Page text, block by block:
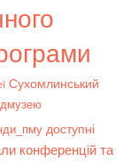
Сухомлинський
доступні
конференцій та